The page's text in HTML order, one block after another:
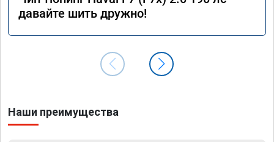
давайте шить дружно!
Наши преимущества